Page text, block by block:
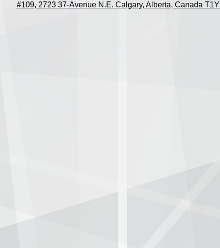
#109, 2723 37-Avenue N.E. Calgary, Alberta, Canada